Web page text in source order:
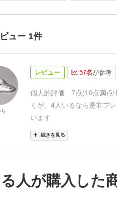
ュー 1件
レビュー 57名が参考
個人的評価 7点(10点満点
くが、4人いるなら是非プ
います
続きを見る
ち
人が購入した